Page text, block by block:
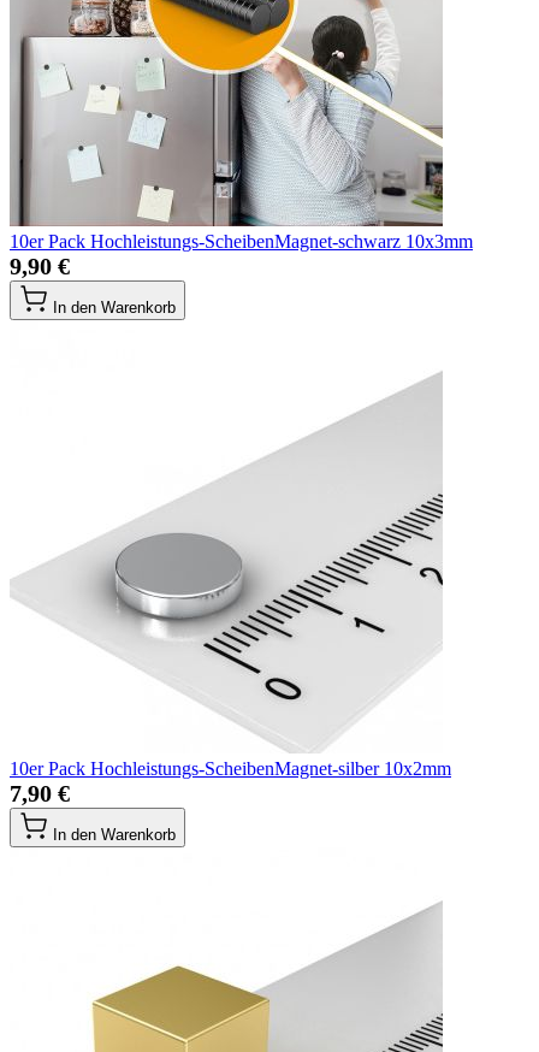
10er Pack Hochleistungs-ScheibenMagnet-schwarz 10x3mm
9,90 €
In den Warenkorb
10er Pack Hochleistungs-ScheibenMagnet-silber 10x2mm
7,90 €
In den Warenkorb